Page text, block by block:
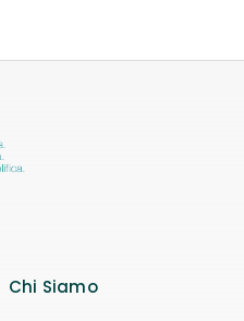
84,18 €
Chi Siamo